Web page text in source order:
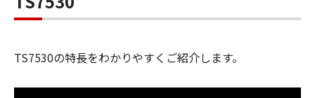
TS7530の特長をわかりやすくご紹介します。